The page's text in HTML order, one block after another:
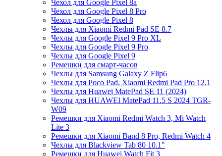
Чехол для Google Pixel 8a
Чехол для Google Pixel 8 Pro
Чехол для Google Pixel 8
Чехлы для Xiaomi Redmi Pad SE 8.7
Чехлы для Google Pixel 9 Pro XL
Чехлы для Google Pixel 9 Pro
Чехлы для Google Pixel 9
Ремешки для смарт-часов
Чехлы для Samsung Galaxy Z Flip6
Чехлы для Poco Pad, Xiaomi Redmi Pad Pro 12.1
Чехлы для Huawei MatePad SE 11 (2024)
Чехлы для HUAWEI MatePad 11.5 S 2024 TGR-
W09
Ремешки для Xiaomi Redmi Watch 3, Mi Watch
Lite 3
Ремешки для Xiaomi Band 8 Pro, Redmi Watch 4
Чехлы для Blackview Tab 80 10.1"
Ремешки для Huawei Watch Fit 3